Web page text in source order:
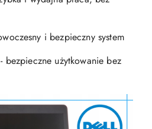
i bezpieczny system
- bezpieczne użytkowanie bez